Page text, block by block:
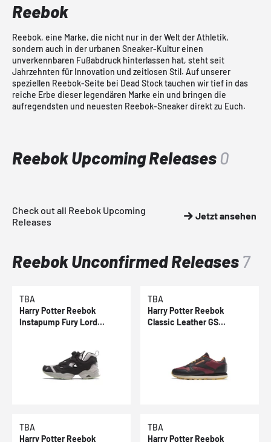
Reebok
Reebok, eine Marke, die nicht nur in der Welt der Athletik,
sondern auch in der urbanen Sneaker-Kultur einen
unverkennbaren Fußabdruck hinterlassen hat, steht seit
Jahrzehnten für Innovation und zeitlosen Stil. Auf unserer
speziellen Reebok-Seite bei Dead Stock tauchen wir tief in das
reiche Erbe dieser legendären Marke ein und bringen die
aufregendsten und neuesten Reebok-Sneaker direkt zu Euch.
Reebok Upcoming Releases 0
Check out all Reebok Upcoming
Releases
Jetzt ansehen
Reebok Unconfirmed Releases 7
TBA
Harry Potter Reebok
Instapump Fury Lord
TBA
Harry Potter Reebok
Classic Leather GS
TBA
Harry Potter Reebok
TBA
Harry Potter Reebok